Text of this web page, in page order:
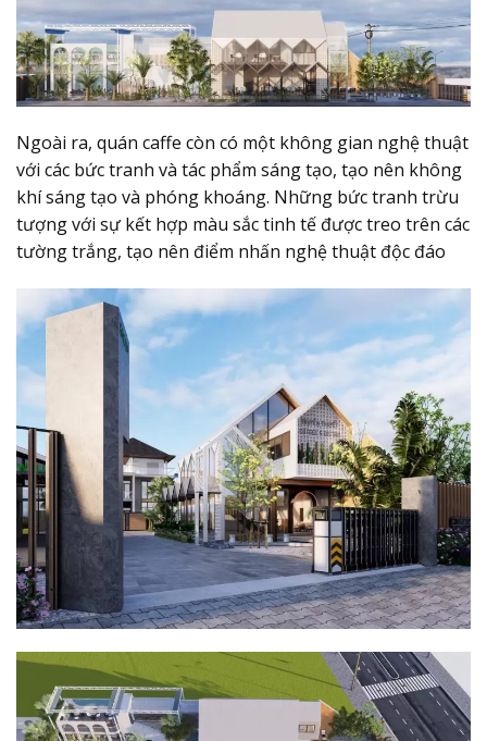
Ngoài ra, quán caffe còn có một không gian nghệ thuật
với các bức tranh và tác phẩm sáng tạo, tạo nên không
khí sáng tạo và phóng khoáng. Những bức tranh trừu
tượng với sự kết hợp màu sắc tinh tế được treo trên các
tường trắng, tạo nên điểm nhấn nghệ thuật độc đáo